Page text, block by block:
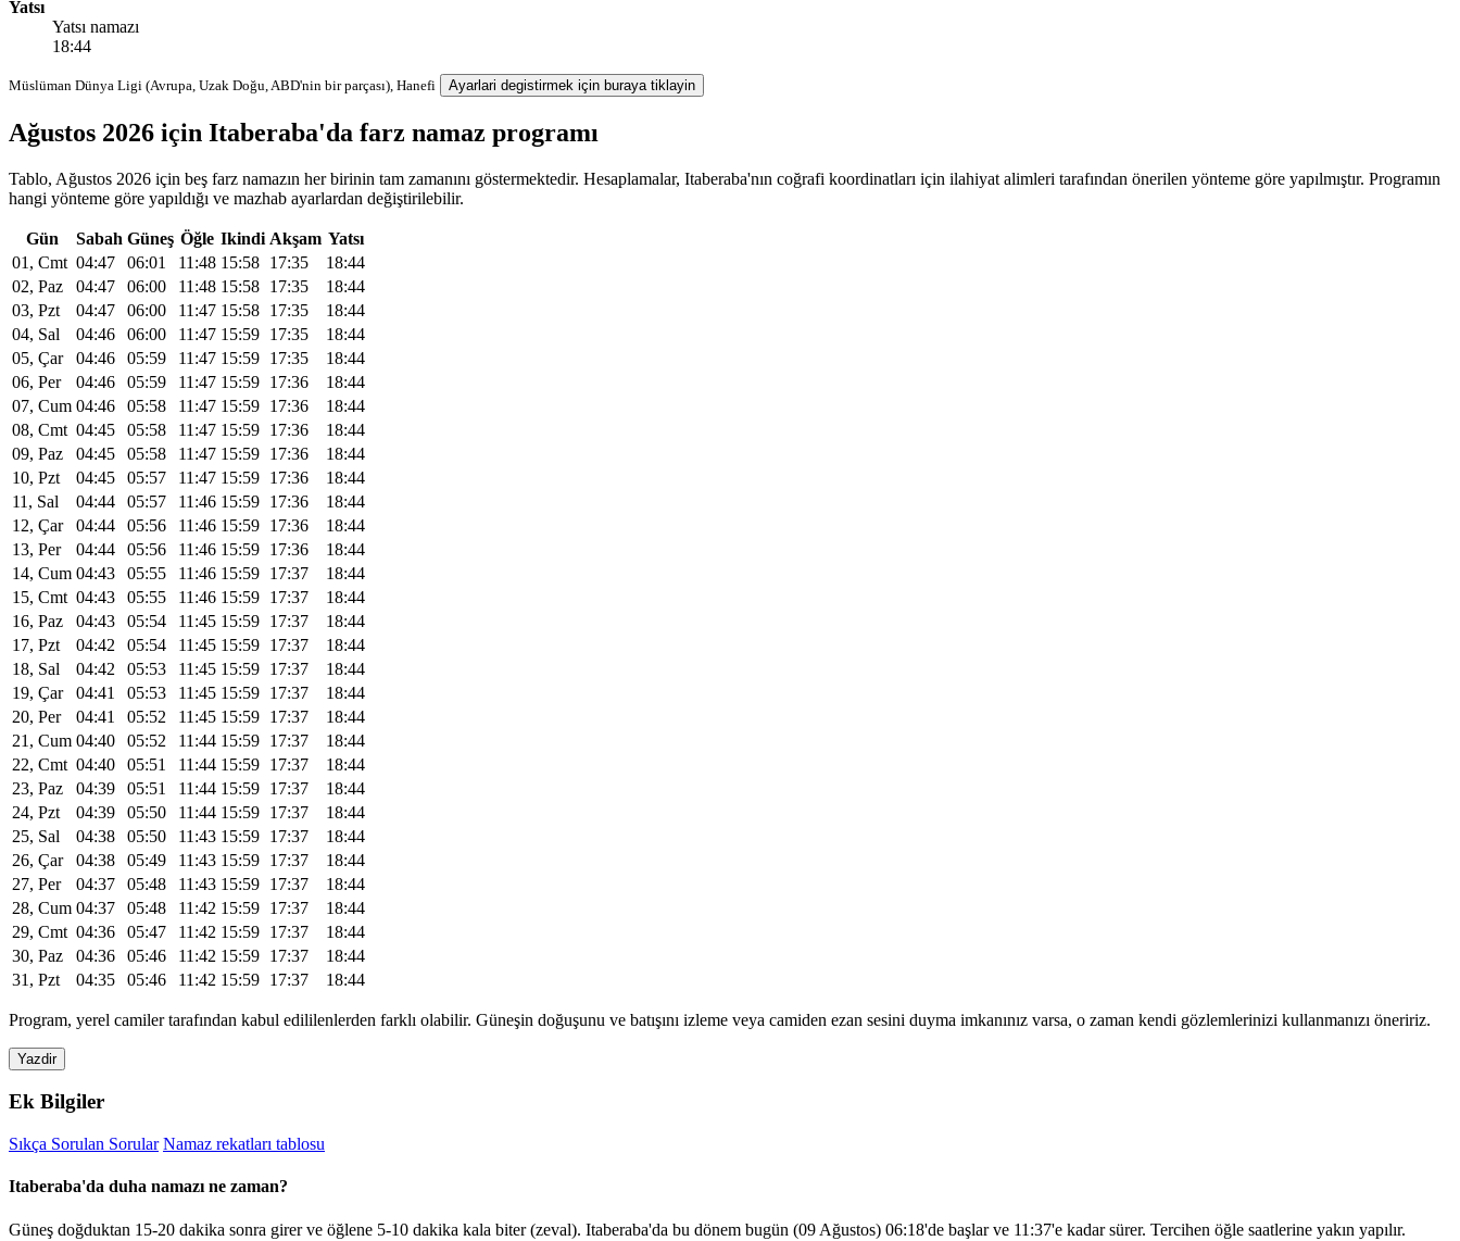
Yatsı
Yatsı namazı
18:44
Müslüman Dünya Ligi (Avrupa, Uzak Doğu, ABD'nin bir parçası), Hanefi Ayarlari degistirmek için buraya tiklayin
Ağustos 2026 için Itaberaba'da farz namaz programı
Tablo, Ağustos 2026 için beş farz namazın her birinin tam zamanını göstermektedir. Hesaplamalar, Itaberaba'nın coğrafi koordinatları için ilahiyat alimleri tarafından önerilen yönteme göre yapılmıştır. Programın
hangi yönteme göre yapıldığı ve mazhab ayarlardan değiştirilebilir.
Gün Sabah Güneş Öğle Ikindi Akşam Yatsı
01, Cmt 04:47 06:01 11:48 15:58 17:35
18:44
02, Paz
04:47 06:00 11:48 15:58 17:35
18:44
03, Pzt
04:47 06:00 11:47 15:58 17:35
18:44
04, Sal
04:46 06:00 11:47 15:59 17:35
18:44
05, Çar
04:46 05:59 11:47 15:59 17:35
18:44
06, Per
04:46 05:59 11:47 15:59 17:36
18:44
07, Cum 04:46 05:58 11:47 15:59 17:36
18:44
08, Cmt 04:45 05:58 11:47 15:59 17:36
18:44
09, Paz
04:45 05:58 11:47 15:59 17:36
18:44
10, Pzt
04:45 05:57 11:47 15:59 17:36
18:44
11, Sal
04:44 05:57 11:46 15:59 17:36
18:44
12, Çar
04:44 05:56 11:46 15:59 17:36
18:44
13, Per
04:44 05:56 11:46 15:59 17:36
18:44
14, Cum 04:43 05:55 11:46 15:59 17:37
18:44
15, Cmt 04:43 05:55 11:46 15:59 17:37
18:44
16, Paz
04:43 05:54 11:45 15:59 17:37
18:44
17, Pzt
04:42 05:54 11:45 15:59 17:37
18:44
18, Sal
04:42 05:53 11:45 15:59 17:37
18:44
19, Çar
04:41 05:53 11:45 15:59 17:37
18:44
20, Per
04:41 05:52 11:45 15:59 17:37
18:44
21, Cum 04:40 05:52 11:44 15:59 17:37
18:44
22, Cmt 04:40 05:51 11:44 15:59 17:37
18:44
23, Paz
04:39 05:51 11:44 15:59 17:37
18:44
24, Pzt
04:39 05:50 11:44 15:59 17:37
18:44
25, Sal
04:38 05:50 11:43 15:59 17:37
18:44
26, Çar
04:38 05:49 11:43 15:59 17:37
18:44
27, Per
04:37 05:48 11:43 15:59 17:37
18:44
28, Cum 04:37 05:48 11:42 15:59 17:37
18:44
29, Cmt 04:36 05:47 11:42 15:59 17:37
18:44
30, Paz
04:36 05:46 11:42 15:59 17:37
18:44
31, Pzt
04:35 05:46 11:42 15:59 17:37 18:44
Program, yerel camiler tarafından kabul edililenlerden farklı olabilir. Güneşin doğuşunu ve batışını izleme veya camiden ezan sesini duyma imkanınız varsa, o zaman kendi gözlemlerinizi kullanmanızı öneririz.
Yazdir
Ek Bilgiler
Sıkça Sorulan Sorular Namaz rekatları tablosu
Itaberaba'da duha namazı ne zaman?
Güneş doğduktan 15-20 dakika sonra girer ve öğlene 5-10 dakika kala biter (zeval). Itaberaba'da bu dönem bugün (09 Ağustos) 06:18'de başlar ve 11:37'e kadar sürer. Tercihen öğle saatlerine yakın yapılır.